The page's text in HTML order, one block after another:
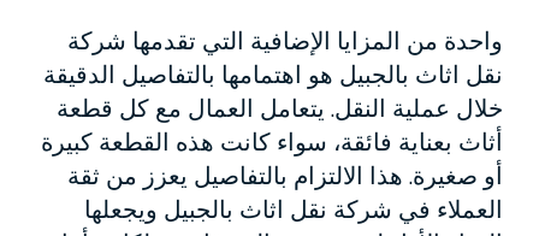
واحدة من المزايا الإضافية التي تقدمها شركة
نقل اثاث بالجبيل هو اهتمامها بالتفاصيل الدقيقة
خلال عملية النقل. يتعامل العمال مع كل قطعة
أثاث بعناية فائقة، سواء كانت هذه القطعة كبيرة
أو صغيرة. هذا الالتزام بالتفاصيل يعزز من ثقة
العملاء في شركة نقل اثاث بالجبيل ويجعلها